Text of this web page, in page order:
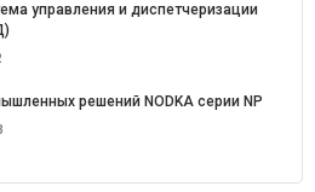
управления и диспетчеризации
решений NODKA серии NP